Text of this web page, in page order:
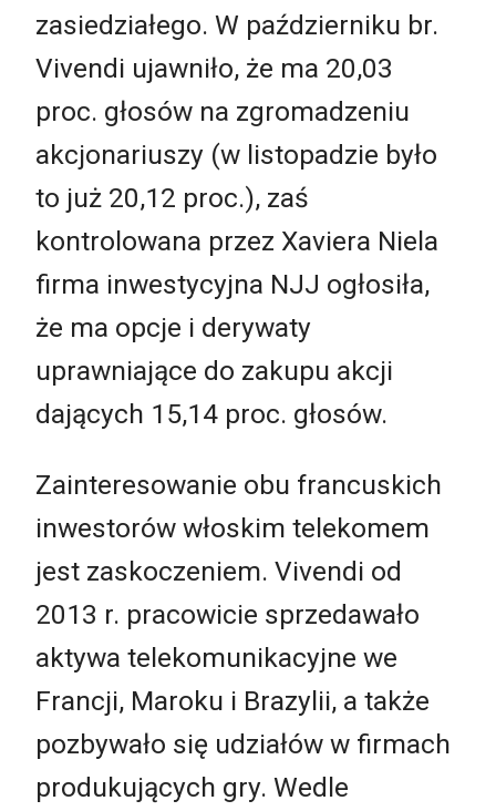
zasiedziałego. W październiku br.
Vivendi ujawniło, że ma 20,03
proc. głosów na zgromadzeniu
akcjonariuszy (w listopadzie było
to już 20,12 proc.), zaś
kontrolowana przez Xaviera Niela
firma inwestycyjna NJJ ogłosiła,
że ma opcje i derywaty
uprawniające do zakupu akcji
dających 15,14 proc. głosów.
Zainteresowanie obu francuskich
inwestorów włoskim telekomem
jest zaskoczeniem. Vivendi od
2013 r. pracowicie sprzedawało
aktywa telekomunikacyjne we
Francji, Maroku i Brazylii, a także
pozbywało się udziałów w firmach
produkujących gry. Wedle